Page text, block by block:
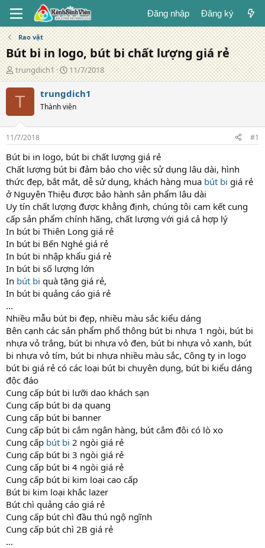
Đăng nhập Đăng ký
Rao vặt
Bút bi in logo, bút bi chất lượng giá rẻ
T
á
c
ả
trungdich1
N
g
à
y
đ
g
11/7/2018
T trungdich1
Thành viên
11/7/2018 #1
Bút bi in logo, bút bi chất lượng giá rẻ
Chất lượng bút bi đảm bảo cho việc sử dụng lâu dài, hình
thức đẹp, bắt mắt, dễ sử dụng, khách hàng mua bút bi giá rẻ
ở Nguyên Thiệu được bảo hành sản phẩm lâu dài
Uy tín chất lượng được khẳng định, chúng tôi cam kết cung
cấp sản phẩm chính hãng, chất lượng với giá cả hợp lý
In bút bi Thiên Long giá rẻ
In bút bi Bến Nghé giá rẻ
In bút bi nhập khẩu giá rẻ
In bút bi số lượng lớn
In bút bi quà tặng giá rẻ,
In bút bi quảng cáo giá rẻ
...
Nhiều mẫu bút bi đẹp, nhiều màu sắc kiểu dáng
Bên cạnh các sản phẩm phổ thông bút bi nhựa 1 ngòi, bút bi
nhựa vỏ trắng, bút bi nhựa vỏ đen, bút bi nhựa vỏ xanh, bút
bi nhựa vỏ tím, bút bi nhựa nhiều màu sắc, Công ty in logo
bút bi giá rẻ có các loại bút bi chuyên dụng, bút bi kiểu dáng
độc đáo
Cung cấp bút bi lưỡi dao khách sạn
Cung cấp bút bi dạ quang
Cung cấp bút bi banner
Cung cấp bút bi cắm ngân hàng, bút cắm đôi có lò xo
Cung cấp bút bi 2 ngòi giá rẻ
Cung cấp bút bi 3 ngòi giá rẻ
Cung cấp bút bi 4 ngòi giá rẻ
Cung cấp bút bi kim loại cao cấp
Bút bi kim loại khắc lazer
Bút chì quảng cáo giá rẻ
Cung cấp bút chì đầu thú ngộ ngĩnh
Cung cấp bút chì 2B giá rẻ
...